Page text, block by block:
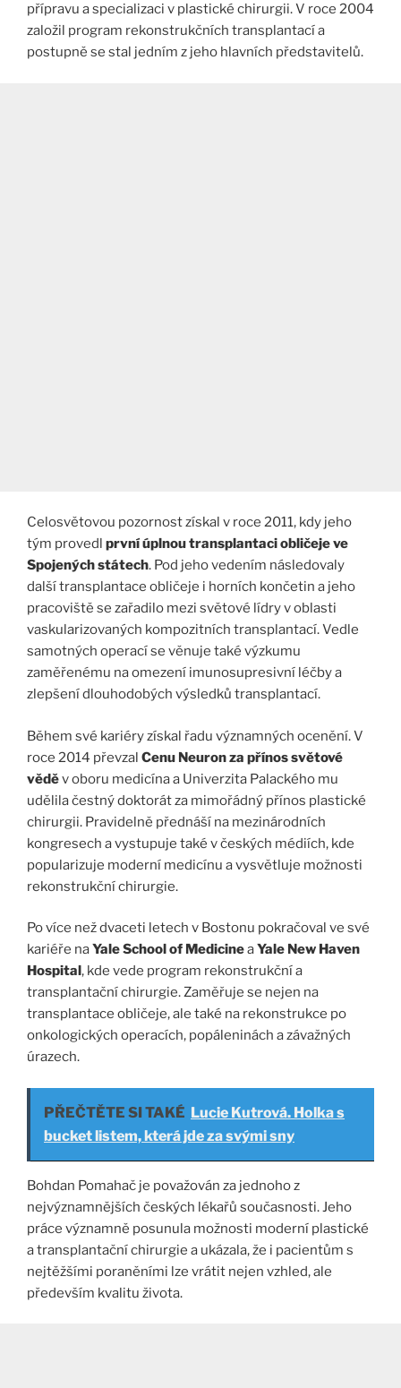
přípravu a specializaci v plastické chirurgii. V roce 2004
založil program rekonstrukčních transplantací a
postupně se stal jedním z jeho hlavních představitelů.
Celosvětovou pozornost získal v roce 2011, kdy jeho
tým provedl první úplnou transplantaci obličeje ve
Spojených státech. Pod jeho vedením následovaly
další transplantace obličeje i horních končetin a jeho
pracoviště se zařadilo mezi světové lídry v oblasti
vaskularizovaných kompozitních transplantací. Vedle
samotných operací se věnuje také výzkumu
zaměřenému na omezení imunosupresivní léčby a
zlepšení dlouhodobých výsledků transplantací.
Během své kariéry získal řadu významných ocenění. V
roce 2014 převzal Cenu Neuron za přínos světové
věděv oboru medicína a Univerzita Palackého mu
udělila čestný doktorát za mimořádný přínos plastické
chirurgii. Pravidelně přednáší na mezinárodních
kongresech a vystupuje také v českých médiích, kde
popularizuje moderní medicínu a vysvětluje možnosti
rekonstrukční chirurgie.
Po více než dvaceti letech v Bostonu pokračoval ve své
kariéře naYale School of MedicineaYale New Haven
Hospital, kde vede program rekonstrukční a
transplantační chirurgie. Zaměřuje se nejen na
transplantace obličeje, ale také na rekonstrukce po
onkologických operacích, popáleninách a závažných
úrazech.
PŘEČTĚTE SI TAKÉ Lucie Kutrová. Holka s
bucket listem, která jde za svými sny
Bohdan Pomahač je považován za jednoho z
nejvýznamnějších českých lékařů současnosti. Jeho
práce významně posunula možnosti moderní plastické
a transplantační chirurgie a ukázala, že i pacientům s
nejtěžšími poraněními lze vrátit nejen vzhled, ale
především kvalitu života.